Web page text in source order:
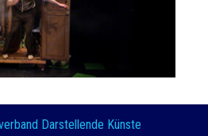
Darstellende Künste